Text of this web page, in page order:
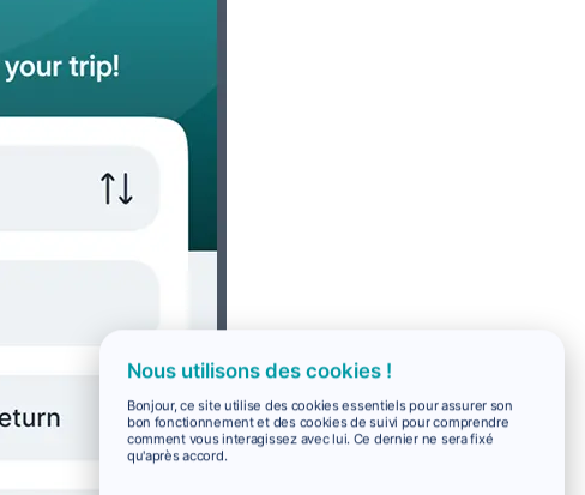
Nous utilisons des cookies !
Bonjour, ce site utilise des cookies essentiels pour assurer son
bon fonctionnement et des cookies de suivi pour comprendre
comment vous interagissez avec lui. Ce dernier ne sera fixé
qu'après accord.